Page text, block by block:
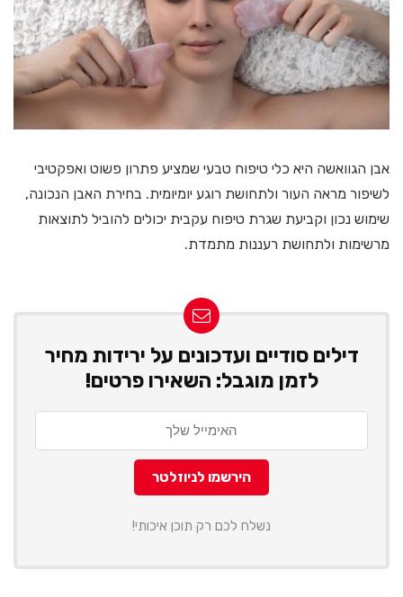
אבן הגוואשה היא כלי טיפוח טבעי שמציע פתרון פשוט ואפקטיבי
לשיפור מראה העור ולתחושת רוגע יומיומית. בחירת האבן הנכונה,
שימוש נכון וקביעת שגרת טיפוח עקבית יכולים להוביל לתוצאות
מרשימות ולתחושת רעננות מתמדת.
דילים סודיים ועדכונים על ירידות מחיר
לזמן מוגבל: השאירו פרטים!
נשלח לכם רק תוכן איכותי!